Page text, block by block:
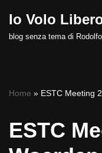
Vai
Io Volo
blog senza tema di
Home » ESTC Meeting
ESTC